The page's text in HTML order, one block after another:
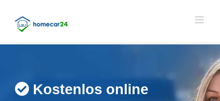
content
Kostenlos online